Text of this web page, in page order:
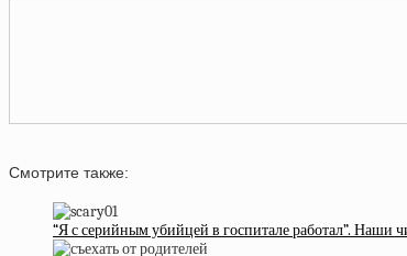
Смотрите также:
“Я с серийным убийцей в госпитале работал”. Наши